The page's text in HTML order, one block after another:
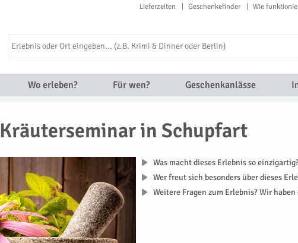
Lieferzeiten Geschenkefinder Wie
Wo erleben? Für wen? Geschenkanlässe
Kräuterseminar in Schupfart
Was macht dieses Erlebnis so
Wer freut sich besonders über dieses
Weitere Fragen zum Erlebnis? Wir